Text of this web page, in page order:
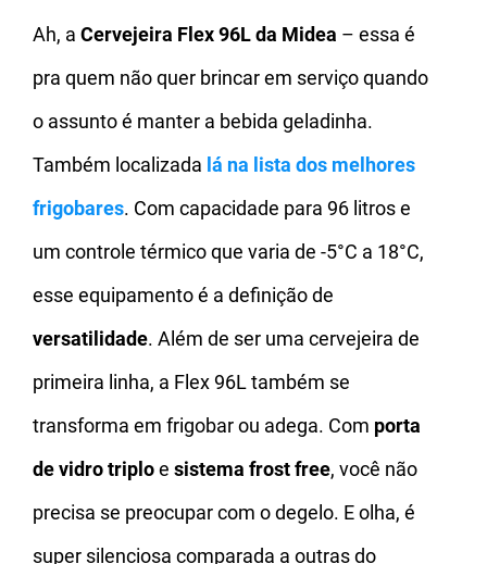
Ah, a Cervejeira Flex 96L da Midea – essa é
pra quem não quer brincar em serviço quando
o assunto é manter a bebida geladinha.
Também localizada lá na lista dos melhores
frigobares. Com capacidade para 96 litros e
um controle térmico que varia de -5°C a 18°C,
esse equipamento é a definição de
versatilidade. Além de ser uma cervejeira de
primeira linha, a Flex 96L também se
transforma em frigobar ou adega. Com porta
de vidro triploe sistema frost free, você não
precisa se preocupar com o degelo. E olha, é
super silenciosa comparada a outras do